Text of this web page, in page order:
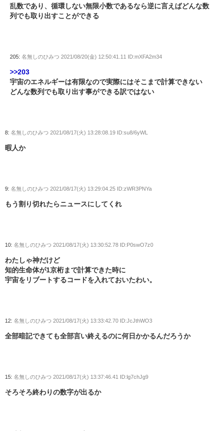
乱数であり、循環しない無限小数であるなら逆に言えばどんな数
列でも取り出すことができる
205: 名無しのひみつ 2021/08/20(金) 12:50:41.11 ID:mXFA2m34
>>203
宇宙のエネルギーは有限なので実際にはそこまで計算できない
どんな数列でも取り出す事ができる訳ではない
8: 名無しのひみつ 2021/08/17(火) 13:28:08.19 ID:su8/6yWL
暇人か
9: 名無しのひみつ 2021/08/17(火) 13:29:04.25 ID:zWR3PNYa
もう割り切れたらニュースにしてくれ
10: 名無しのひみつ 2021/08/17(火) 13:30:52.78 ID:P0swO7z0
わたしゃ神だけど
知的生命体が1京桁まで計算できた時に
宇宙をリブートするコードを入れておいたわい。
12: 名無しのひみつ 2021/08/17(火) 13:33:42.70 ID:JcJthWO3
全部暗記できても全部言い終えるのに何日かかるんだろうか
15: 名無しのひみつ 2021/08/17(火) 13:37:46.41 ID:lg7chJg9
そろそろ終わりの数字が出るか